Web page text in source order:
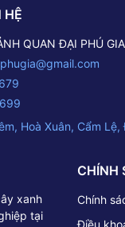
HỆ
QUAN ĐẠI PHÚ GIA
Hoà Xuân, Cẩm
xanh
tại
CHÍNH
Chính